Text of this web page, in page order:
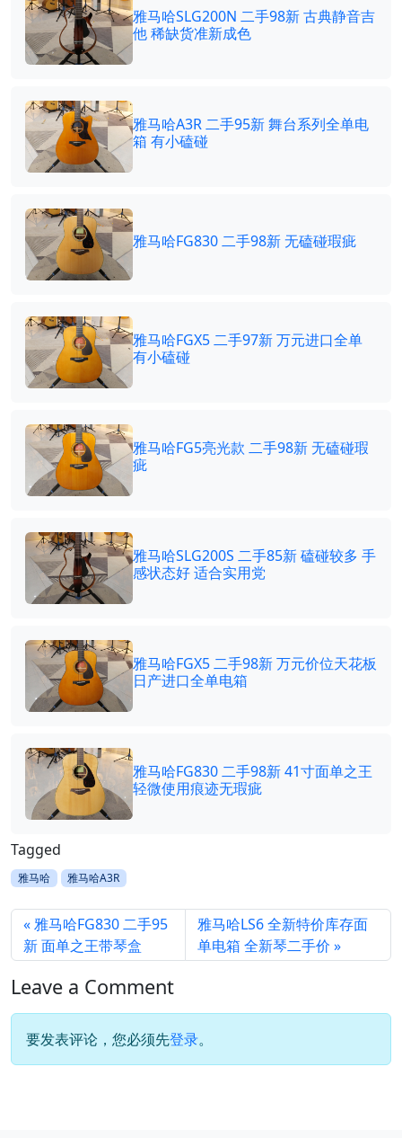
雅马哈SLG200N 二手98新 古典静音吉
他 稀缺货准新成色
雅马哈A3R 二手95新 舞台系列全单电
箱 有小磕碰
雅马哈FG830 二手98新 无磕碰瑕疵
雅马哈FGX5 二手97新 万元进口全单
有小磕碰
雅马哈FG5亮光款 二手98新 无磕碰瑕
疵
雅马哈SLG200S 二手85新 磕碰较多 手
感状态好 适合实用党
雅马哈FGX5 二手98新 万元价位天花板
日产进口全单电箱
雅马哈FG830 二手98新 41寸面单之王
轻微使用痕迹无瑕疵
Tagged
雅马哈 雅马哈A3R
雅马哈FG830 二手95
新 面单之王带琴盒
雅马哈LS6 全新特价库存面
单电箱 全新琴二手价
Leave a Comment
要发表评论，您必须先登录。